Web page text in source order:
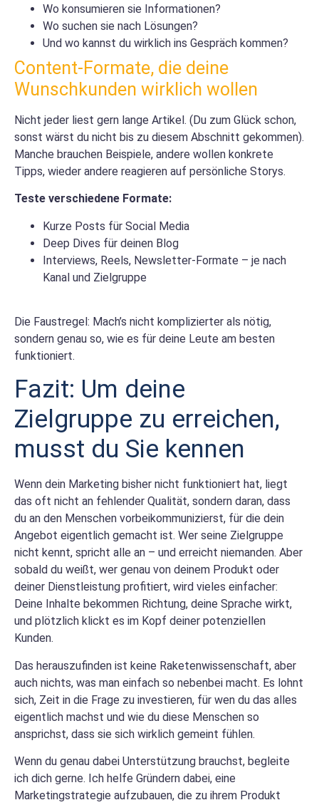
Wo konsumieren sie Informationen?
Wo suchen sie nach Lösungen?
Und wo kannst du wirklich ins Gespräch kommen?
Content-Formate, die deine
Wunschkunden wirklich wollen
Nicht jeder liest gern lange Artikel. (Du zum Glück schon,
sonst wärst du nicht bis zu diesem Abschnitt gekommen).
Manche brauchen Beispiele, andere wollen konkrete
Tipps, wieder andere reagieren auf persönliche Storys.
Teste verschiedene Formate:
Kurze Posts für Social Media
Deep Dives für deinen Blog
Interviews, Reels, Newsletter-Formate – je nach
Kanal und Zielgruppe
Die Faustregel: Mach’s nicht komplizierter als nötig,
sondern genau so, wie es für deine Leute am besten
funktioniert.
Fazit: Um deine
Zielgruppe zu erreichen,
musst du Sie kennen
Wenn dein Marketing bisher nicht funktioniert hat, liegt
das oft nicht an fehlender Qualität, sondern daran, dass
du an den Menschen vorbeikommunizierst, für die dein
Angebot eigentlich gemacht ist. Wer seine Zielgruppe
nicht kennt, spricht alle an – und erreicht niemanden. Aber
sobald du weißt, wer genau von deinem Produkt oder
deiner Dienstleistung profitiert, wird vieles einfacher:
Deine Inhalte bekommen Richtung, deine Sprache wirkt,
und plötzlich klickt es im Kopf deiner potenziellen
Kunden.
Das herauszufinden ist keine Raketenwissenschaft, aber
auch nichts, was man einfach so nebenbei macht. Es lohnt
sich, Zeit in die Frage zu investieren, für wen du das alles
eigentlich machst und wie du diese Menschen so
ansprichst, dass sie sich wirklich gemeint fühlen.
Wenn du genau dabei Unterstützung brauchst, begleite
ich dich gerne. Ich helfe Gründern dabei, eine
Marketingstrategie aufzubauen, die zu ihrem Produkt